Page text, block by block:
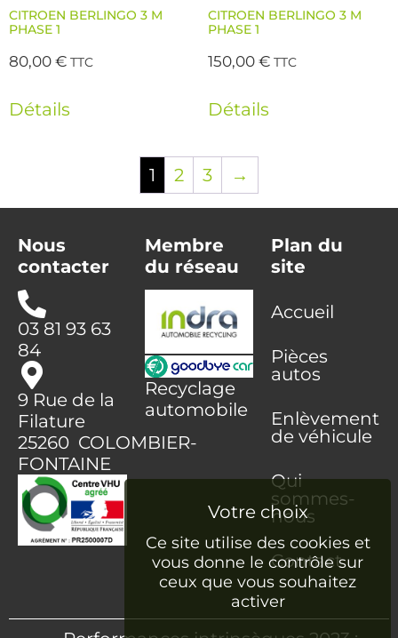
CITROEN BERLINGO 3 M
PHASE 1
80,00€ TTC
Détails
CITROEN BERLINGO 3 M
PHASE 1
150,00€ TTC
Détails
1 2 3 →
Nous
contacter
03 81 93 63
84
9 Rue de la
Filature
25260 COLOMBIER-
FONTAINE
Membre
du réseau
Recyclage
automobile
Plan du
site
Accueil
Pièces
autos
Enlèvement
de véhicule
Qui
sommes-
nous
Contact
Ce site utilise des cookies et
vous donne le contrôle sur
ceux que vous souhaitez
activer